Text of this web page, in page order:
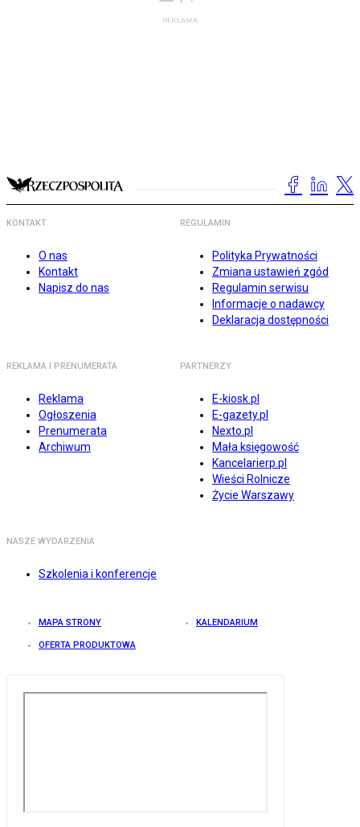
KONTAKT
O nas
Kontakt
Napisz do nas
REGULAMIN
Polityka Prywatności
Zmiana ustawień zgód
Regulamin serwisu
Informacje o nadawcy
Deklaracja dostępności
REKLAMA I PRENUMERATA
Reklama
Ogłoszenia
Prenumerata
Archiwum
PARTNERZY
E-kiosk.pl
E-gazety.pl
Nexto.pl
Mała księgowość
Kancelarierp.pl
Wieści Rolnicze
Życie Warszawy
NASZE WYDARZENIA
Szkolenia i konferencje
MAPA STRONY KALENDARIUM
OFERTA PRODUKTOWA